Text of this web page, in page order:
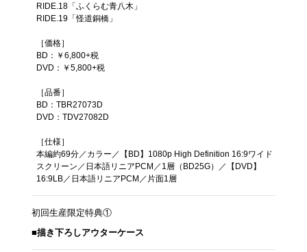
RIDE.18「ふくらむ青八木」
RIDE.19「怪道銅橋」
［価格］
BD：￥6,800+税
DVD：￥5,800+税
［品番］
BD：TBR27073D
DVD：TDV27082D
［仕様］
本編約69分／カラー／【BD】1080p High Definition 16:9ワイド
スクリーン／日本語リニアPCM／1層（BD25G）／【DVD】
16:9LB／日本語リニアPCM／片面1層
初回生産限定特典①
■描き下ろしアウターケース